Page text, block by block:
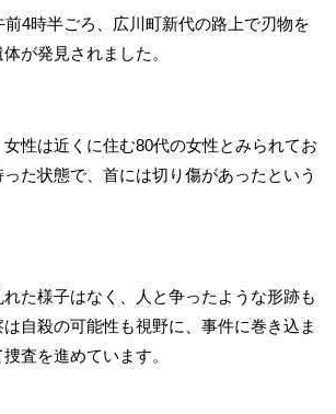
4時半ごろ、広川町新代の路上で刃物を
が発見されました。
性は近くに住む80代の女性とみられてお
た状態で、首には切り傷があったという
た様子はなく、人と争ったような形跡も
自殺の可能性も視野に、事件に巻き込ま
査を進めています。